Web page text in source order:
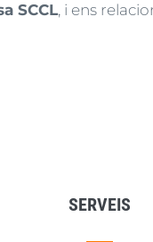
SCCL, i ens
SERVEIS